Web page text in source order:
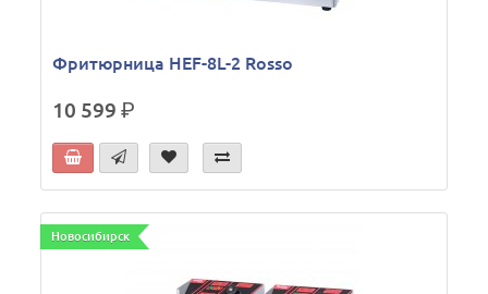
Фритюрница HEF-8L-2 Rosso
10 599р.
Новосибирск